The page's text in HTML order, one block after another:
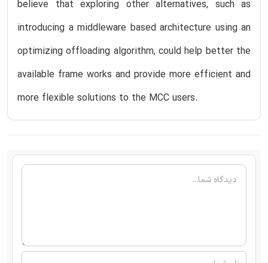
believe that exploring other alternatives, such as
introducing a middleware based architecture using an
optimizing offloading algorithm, could help better the
available frame works and provide more efficient and
more flexible solutions to the MCC users.